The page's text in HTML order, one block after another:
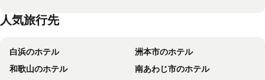
犬といっしょ 磯時計
新錦ホテル
田辺 ステーション ホテル
白浜温泉 ホテルサンリゾート白浜
Livemax Resort Inami Seafront
人気旅行先
白浜のホテル
洲本市のホテル
和歌山のホテル
南あわじ市のホテル